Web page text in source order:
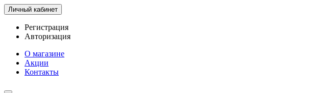
Личный кабинет
Регистрация
Авторизация
О магазине
Акции
Контакты